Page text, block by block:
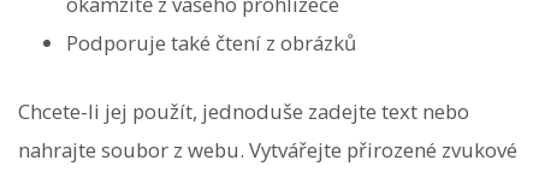
Podporuje také čtení z obrázků
Chcete-li jej použít, jednoduše zadejte text nebo
nahrajte soubor z webu. Vytvářejte přirozené zvukové